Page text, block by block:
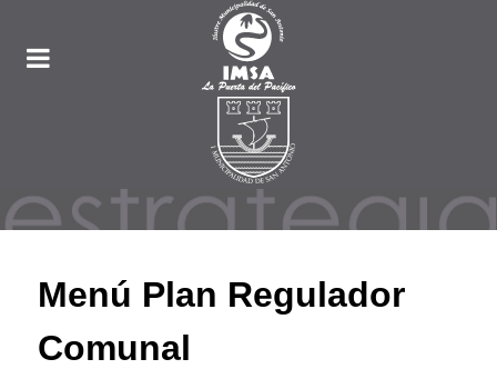
Menú Plan Regulador
Comunal